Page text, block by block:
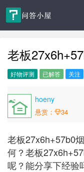
老板
好物评测 已解答 关注
hoeny
悬赏： 34
老板27x6h+57b0
何？老板
呢？能分享下经验